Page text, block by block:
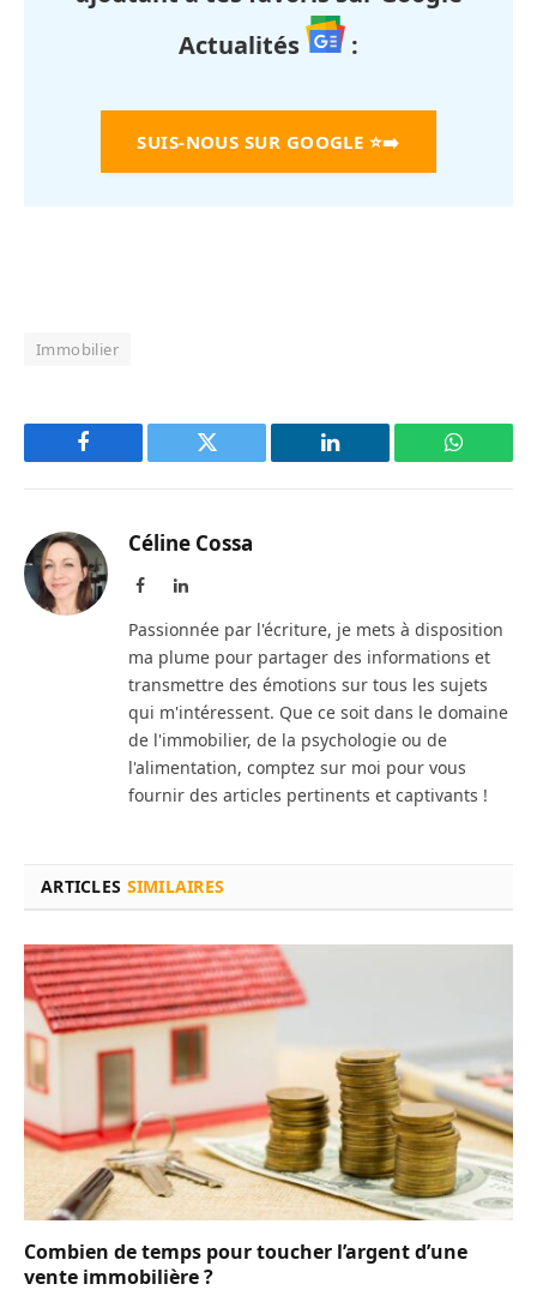
Actualités
:
SUIS-NOUS SUR GOOGLE ⭐➡️
Immobilier
Facebook Twitter LinkedIn
Céline Cossa
FacebookLinkedIn
Passionnée par l'écriture, je mets à disposition
ma plume pour partager des informations et
transmettre des émotions sur tous les sujets
qui m'intéressent. Que ce soit dans le domaine
de l'immobilier, de la psychologie ou de
l'alimentation, comptez sur moi pour vous
fournir des articles pertinents et captivants !
ARTICLES SIMILAIRES
Combien de temps pour toucher l’argent d’une
vente immobilière ?